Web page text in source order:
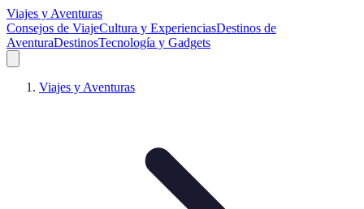
Viajes y Aventuras
Consejos de ViajeCultura y ExperienciasDestinos de
AventuraDestinosTecnología y Gadgets
Viajes y Aventuras